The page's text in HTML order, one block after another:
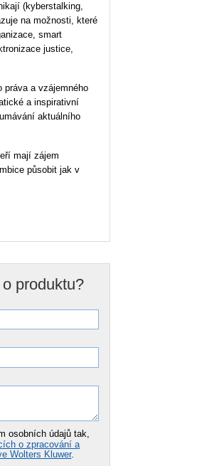
(kyberstalking,
na možnosti, které
smart
justice,
práva a vzájemného
a inspirativní
aktuálního
mají zájem
působit jak v
produktu?
osobních údajů tak,
o zpracování a
Wolters Kluwer.